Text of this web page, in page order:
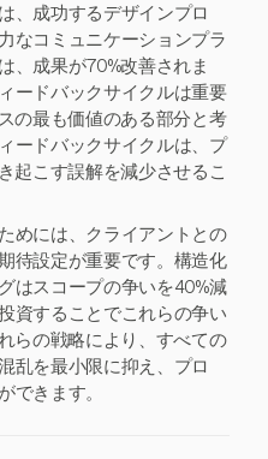
、成功するデザインプロ
なコミュニケーションプラ
、成果が70%改善されま
ードバックサイクルは重要
の最も価値のある部分と考
ードバックサイクルは、プ
起こす誤解を減少させるこ
めには、クライアントとの
待設定が重要です。構造化
はスコープの争いを40%減
資することでこれらの争い
らの戦略により、すべての
乱を最小限に抑え、プロ
できます。